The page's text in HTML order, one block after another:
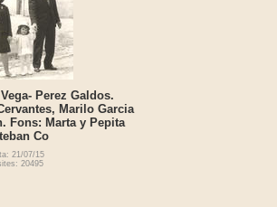
Perez Galdos.
Marilo Garcia
Fons: Marta y Pepita
Co
21/07/15
20495